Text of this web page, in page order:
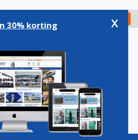
Check in
Podcasts Vacatures
30% korting x